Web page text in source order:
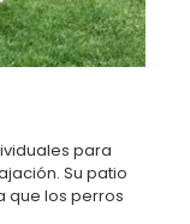
para
Su patio
que los perros